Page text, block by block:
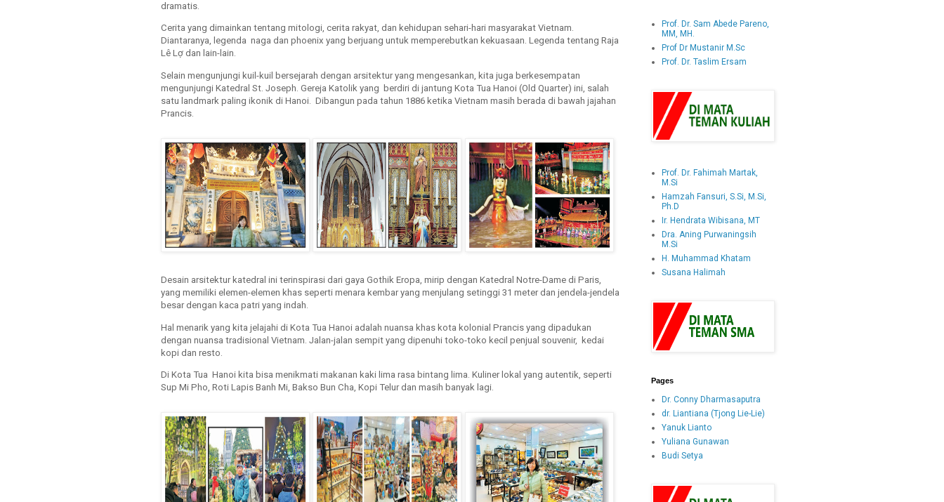
dramatis.
Cerita yang dimainkan tentang mitologi, cerita rakyat, dan kehidupan sehari-hari masyarakat Vietnam.
Diantaranya, legenda naga dan phoenix yang berjuang untuk memperebutkan kekuasaan. Legenda tentang Raja
Lê Lợ dan lain-lain.
Selain mengunjungi kuil-kuil bersejarah dengan arsitektur yang mengesankan, kita juga berkesempatan
mengunjungi Katedral St. Joseph. Gereja Katolik yang berdiri di jantung Kota Tua Hanoi (Old Quarter) ini, salah
satu landmark paling ikonik di Hanoi. Dibangun pada tahun 1886 ketika Vietnam masih berada di bawah jajahan
Prancis.
Desain arsitektur katedral ini terinspirasi dari gaya Gothik Eropa, mirip dengan Katedral Notre-Dame di Paris,
yang memiliki elemen-elemen khas seperti menara kembar yang menjulang setinggi 31 meter dan jendela-jendela
besar dengan kaca patri yang indah.
Hal menarik yang kita jelajahi di Kota Tua Hanoi adalah nuansa khas kota kolonial Prancis yang dipadukan
dengan nuansa tradisional Vietnam. Jalan-jalan sempit yang dipenuhi toko-toko kecil penjual souvenir, kedai
kopi dan resto.
Di Kota Tua Hanoi kita bisa menikmati makanan kaki lima rasa bintang lima. Kuliner lokal yang autentik, seperti
Sup Mi Pho, Roti Lapis Banh Mi, Bakso Bun Cha, Kopi Telur dan masih banyak lagi.
Prof. Dr. Sam Abede Pareno,
MM, MH.
Prof Dr Mustanir M.Sc
Prof. Dr. Taslim Ersam
Prof. Dr. Fahimah Martak,
M.Si
Hamzah Fansuri, S.Si, M.Si,
Ph.D
Ir. Hendrata Wibisana, MT
Dra. Aning Purwaningsih
M.Si
H. Muhammad Khatam
Susana Halimah
Pages
Dr. Conny Dharmasaputra
dr. Liantiana (Tjong Lie-Lie)
Yanuk Lianto
Yuliana Gunawan
Budi Setya